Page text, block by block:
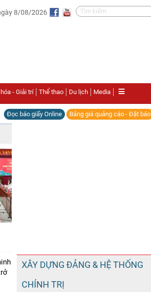
8/08/2026
- Giải trí Thể thao Du lịch Media
Đọc báo giấy Online Bảng giá quảng cáo - Đặt báo
Chia sẻ
Facebook
XÂY DỰNG ĐẢNG & HỆ THỐNG
CHÍNH TRỊ